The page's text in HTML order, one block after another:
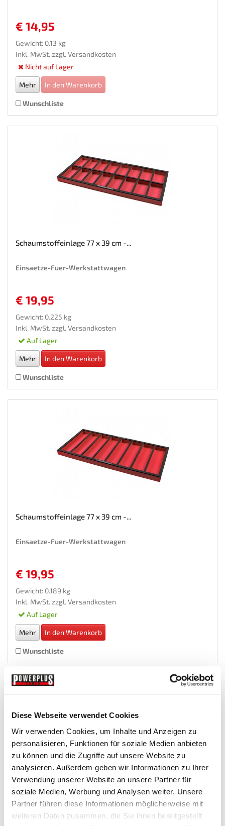
Diese Webseite verwendet Cookies
Wir verwenden Cookies, um Inhalte und Anzeigen zu
personalisieren, Funktionen für soziale Medien anbieten
zu können und die Zugriffe auf unsere Website zu
analysieren. Außerdem geben wir Informationen zu Ihrer
Verwendung unserer Website an unsere Partner für
soziale Medien, Werbung und Analysen weiter. Unsere
Partner führen diese Informationen möglicherweise mit
weiteren Daten zusammen, die Sie ihnen bereitgestellt
€ 14,95
Gewicht: 0.13 kg
Inkl. MwSt. zzgl. Versandkosten
Nicht auf Lager
Mehr In den Warenkorb
Wunschliste
Schaumstoffeinlage 77 x 39 cm -...
Einsaetze-Fuer-Werkstattwagen
€ 19,95
Gewicht: 0.225 kg
Inkl. MwSt. zzgl. Versandkosten
Auf Lager
Mehr In den Warenkorb
Wunschliste
Schaumstoffeinlage 77 x 39 cm -...
Einsaetze-Fuer-Werkstattwagen
€ 19,95
Gewicht: 0.189 kg
Inkl. MwSt. zzgl. Versandkosten
Auf Lager
Mehr In den Warenkorb
Wunschliste
Schaumstoffeinlage 77 x 39 cm -...
Einsaetze-Fuer-Werkstattwagen